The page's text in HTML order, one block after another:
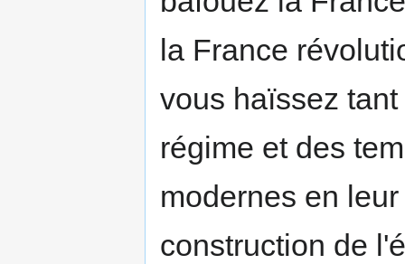
la France
vous haïssez
régime et des
modernes en
construction de